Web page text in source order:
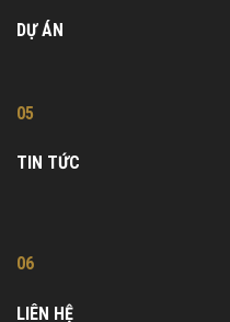
DỰ ÁN
05
TIN TỨC
06
LIÊN HỆ